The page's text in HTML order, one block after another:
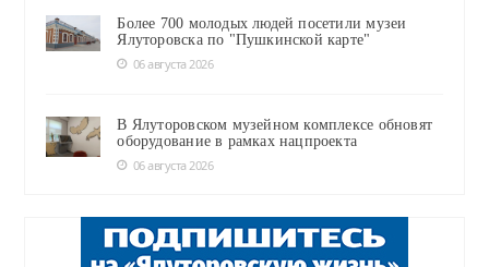
Более 700 молодых людей посетили музеи
Ялуторовска по "Пушкинской карте"
06 августа 2026
В Ялуторовском музейном комплексе обновят
оборудование в рамках нацпроекта
06 августа 2026